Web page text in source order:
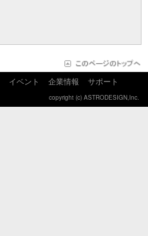
イベント 企業情報 サポート
copyright (c) ASTRODESIGN,Inc.